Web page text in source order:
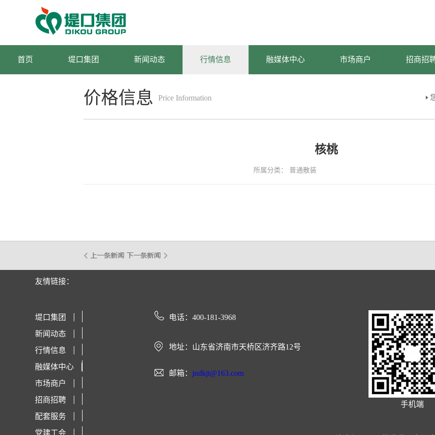
首页 堤口集团 新闻动态 行情信息 融媒体中心 市场商户 招商招
价格信息 Price Information
核桃
所属分类： 普通散装
友情链接：
堤口集团
新闻动态
行情信息
融媒体中心
市场商户
招商招聘
配套服务
党建工会
电话：400-181-3968
地址：山东省济南市天桥区济齐路12号
邮箱： jndkjt@163.com
手机端